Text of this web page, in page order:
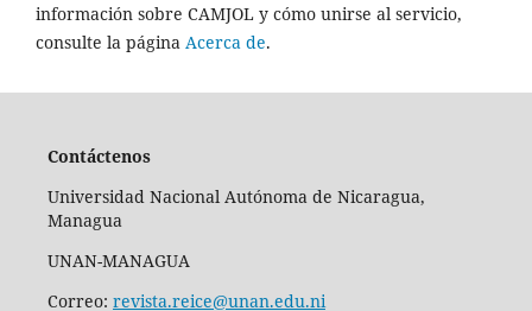
información sobre CAMJOL y cómo unirse al servicio,
consulte la página Acerca de.
Contáctenos
Universidad Nacional Autónoma de Nicaragua,
Managua
UNAN-MANAGUA
Correo: revista.reice@unan.edu.ni